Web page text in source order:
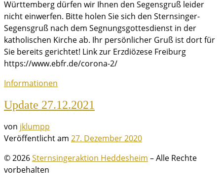
Württemberg dürfen wir Ihnen den Segensgruß leider
nicht einwerfen. Bitte holen Sie sich den Sternsinger-
Segensgruß nach dem Segnungsgottesdienst in der
katholischen Kirche ab. Ihr persönlicher Gruß ist dort für
Sie bereits gerichtet! Link zur Erzdiözese Freiburg
https://www.ebfr.de/corona-2/
Informationen
Update 27.12.2021
von jklumpp
Veröffentlicht am 27. Dezember 2020
© 2026Sternsingeraktion Heddesheim – Alle Rechte
vorbehalten